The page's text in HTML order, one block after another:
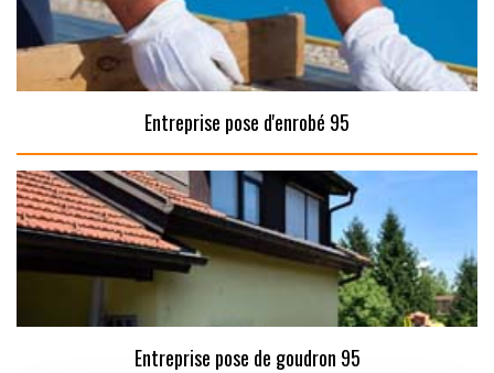
Entreprise pose d'enrobé 95
Entreprise pose de goudron 95